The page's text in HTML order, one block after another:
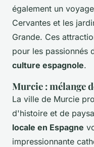
également un voyage
Cervantes et les
Grande. Ces
pour les passionnés
culture espagnole.
Murcie : mélange
La ville de Murcie
d'histoire et de
locale en Espagne
impressionnante